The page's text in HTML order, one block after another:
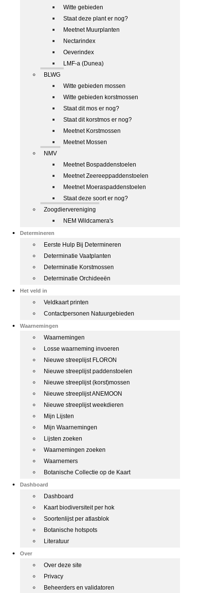
Witte gebieden
Staat deze plant er nog?
Meetnet Muurplanten
Nectarindex
Oeverindex
LMF-a (Dunea)
BLWG
Witte gebieden mossen
Witte gebieden korstmossen
Staat dit mos er nog?
Staat dit korstmos er nog?
Meetnet Korstmossen
Meetnet Mossen
NMV
Meetnet Bospaddenstoelen
Meetnet Zeereeppaddenstoelen
Meetnet Moeraspaddenstoelen
Staat deze soort er nog?
Zoogdiervereniging
NEM Wildcamera's
Determineren
Eerste Hulp Bij Determineren
Determinatie Vaatplanten
Determinatie Korstmossen
Determinatie Orchideeën
Het veld in
Veldkaart printen
Contactpersonen Natuurgebieden
Waarnemingen
Waarnemingen
Losse waarneming invoeren
Nieuwe streeplijst FLORON
Nieuwe streeplijst paddenstoelen
Nieuwe streeplijst (korst)mossen
Nieuwe streeplijst ANEMOON
Nieuwe streeplijst weekdieren
Mijn Lijsten
Mijn Waarnemingen
Lijsten zoeken
Waarnemingen zoeken
Waarnemers
Botanische Collectie op de Kaart
Dashboard
Dashboard
Kaart biodiversiteit per hok
Soortenlijst per atlasblok
Botanische hotspots
Literatuur
Over
Over deze site
Privacy
Beheerders en validatoren